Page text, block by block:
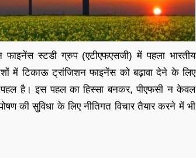
फाइनेंस स्टडी ग्रुप (एटीएफएसजी) में पहला भारतीय
में टिकाऊ ट्रांजिशन फाइनेंस को बढ़ावा देने के लिए
पहल है। इस पहल का हिस्सा बनकर, पीएफसी न केवल
की सुविधा के लिए नीतिगत विचार तैयार करने में भी